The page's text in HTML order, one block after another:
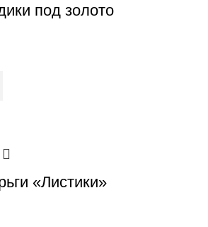
под золото
«Листики»